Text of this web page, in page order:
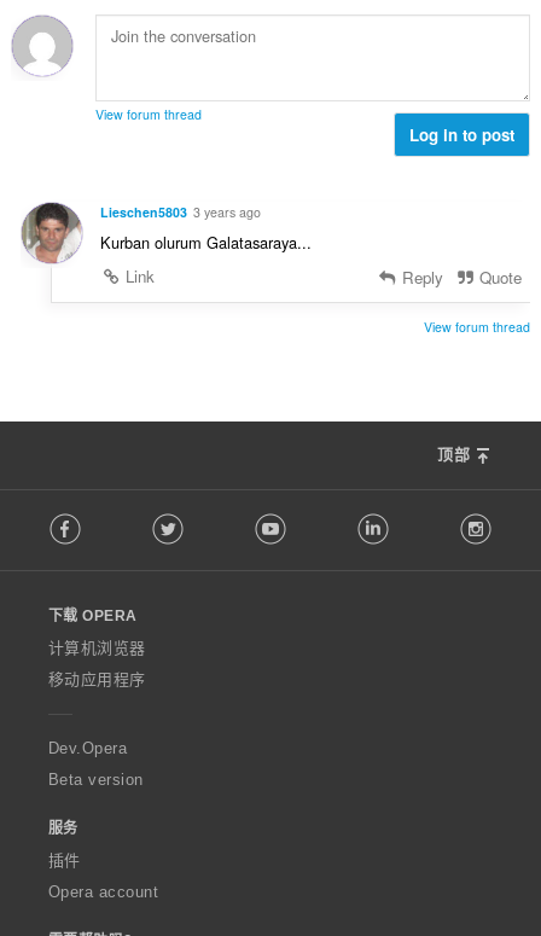
View forum thread
Log in to post
Lieschen5803 3 years ago
Kurban olurum Galatasaraya...
Link
Reply Quote
View forum thread
顶部
o
w
O
p
e
a
Facebook Twitter Youtube LinkedIn
下载 OPERA
计算机浏览器
移动应用程序
Dev.Opera
Beta version
服务
插件
Opera account